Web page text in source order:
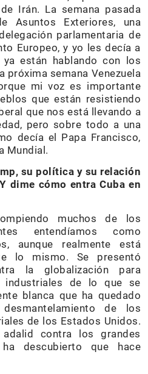
Irán. La semana pasada
Asuntos Exteriores, una
parlamentaria de
Europeo, y yo les decía a
están hablando con los
próxima semana Venezuela
mi voz es importante
que están resistiendo
que nos está llevando a
pero sobre todo a una
decía el Papa Francisco,
Mundial.
su política y su relación
dime cómo entra Cuba en
muchos de los
entendíamos como
aunque realmente está
lo mismo. Se presentó
la globalización para
industriales de lo que se
blanca que ha quedado
de los
de los Estados Unidos.
contra los grandes
descubierto que hace